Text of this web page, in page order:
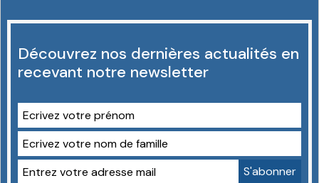
Découvrez nos dernières actualités en
recevant notre newsletter